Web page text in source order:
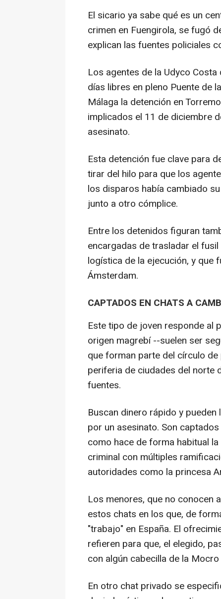
El sicario ya sabe qué es un
crimen en Fuengirola, se fugó
explican las fuentes policiales
Los agentes de la Udyco
días libres en pleno Puente de
Málaga la detención en
implicados el 11 de diciembre
asesinato.
Esta detención fue clave para
tirar del hilo para que los
los disparos había cambiado
junto a otro cómplice.
Entre los detenidos figuran
encargadas de trasladar el
logística de la ejecución, y que
Ámsterdam.
CAPTADOS EN CHATS A
Este tipo de joven responde al
origen magrebí --suelen ser
que forman parte del círculo
periferia de ciudades del norte
fuentes.
Buscan dinero rápido y
por un asesinato. Son
como hace de forma habitual
criminal con múltiples
autoridades como la princesa
Los menores, que no conocen
estos chats en los que, de
"trabajo" en España. El
refieren para que, el elegido,
con algún cabecilla de la
En otro chat privado se